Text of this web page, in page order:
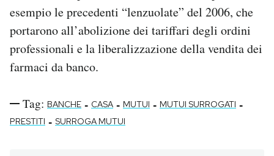
esempio le precedenti “lenzuolate” del 2006, che
portarono all’abolizione dei tariffari degli ordini
professionali e la liberalizzazione della vendita dei
farmaci da banco.
Tag: BANCHE - CASA - MUTUI - MUTUI SURROGATI -
PRESTITI - SURROGA MUTUI